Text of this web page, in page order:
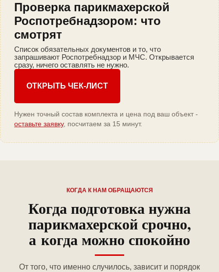
Проверка парикмахерской
Роспотребнадзором: что
смотрят
Список обязательных документов и то, что
запрашивают Роспотребнадзор и МЧС. Открывается
сразу, ничего оставлять не нужно.
ОТКРЫТЬ ЧЕК-ЛИСТ
Нужен точный состав комплекта и цена под ваш объект -
оставьте заявку, посчитаем за 15 минут.
КОГДА К НАМ ОБРАЩАЮТСЯ
Когда подготовка нужна
парикмахерской срочно,
а когда можно спокойно
От того, что именно случилось, зависит и порядок